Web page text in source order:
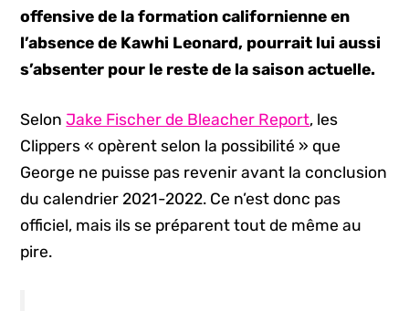
offensive de la formation californienne en
l’absence de Kawhi Leonard, pourrait lui aussi
s’absenter pour le reste de la saison actuelle.
SelonJake Fischer de Bleacher Report, les
Clippers « opèrent selon la possibilité » que
George ne puisse pas revenir avant la conclusion
du calendrier 2021-2022. Ce n’est donc pas
officiel, mais ils se préparent tout de même au
pire.